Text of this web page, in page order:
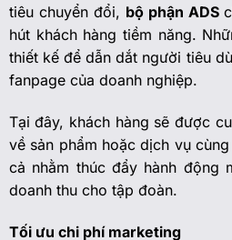
tiêu chuyển đổi, bộ phận ADS
hút khách hàng tiềm năng.
thiết kế để dẫn dắt người tiêu
fanpage của doanh nghiệp.
Tại đây, khách hàng sẽ được
về sản phẩm hoặc dịch vụ
cả nhằm thúc đẩy hành động
doanh thu cho tập đoàn.
Tối ưu chi phí marketing